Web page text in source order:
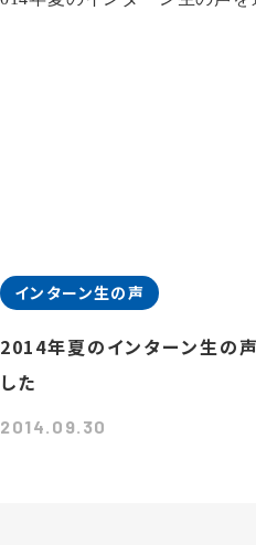
インターン生の声
2014年夏のインターン生の
した
2014.09.30